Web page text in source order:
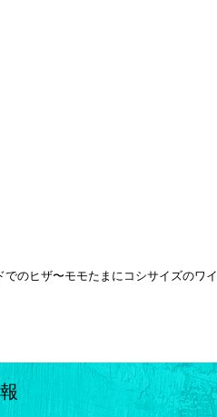
のヒザ〜モモたまにコシサイズのワイ